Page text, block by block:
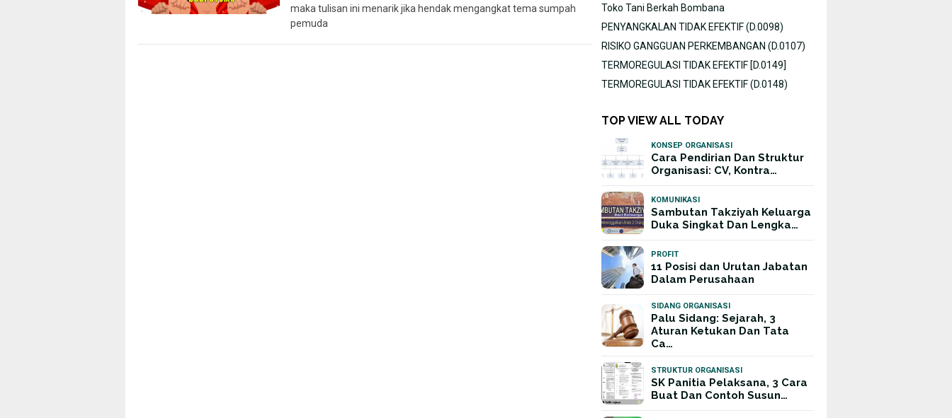
maka tulisan ini menarik jika hendak mengangkat tema sumpah
pemuda
Toko Tani Berkah Bombana
PENYANGKALAN TIDAK EFEKTIF (D.0098)
RISIKO GANGGUAN PERKEMBANGAN (D.0107)
TERMOREGULASI TIDAK EFEKTIF [D.0149]
TERMOREGULASI TIDAK EFEKTIF (D.0148)
TOP VIEW ALL TODAY
KONSEP ORGANISASI
Cara Pendirian Dan Struktur
Organisasi: CV, Kontra…
KOMUNIKASI
Sambutan Takziyah Keluarga
Duka Singkat Dan Lengka…
PROFIT
11 Posisi dan Urutan Jabatan
Dalam Perusahaan
SIDANG ORGANISASI
Palu Sidang: Sejarah, 3
Aturan Ketukan Dan Tata
Ca…
STRUKTUR ORGANISASI
SK Panitia Pelaksana, 3 Cara
Buat Dan Contoh Susun…